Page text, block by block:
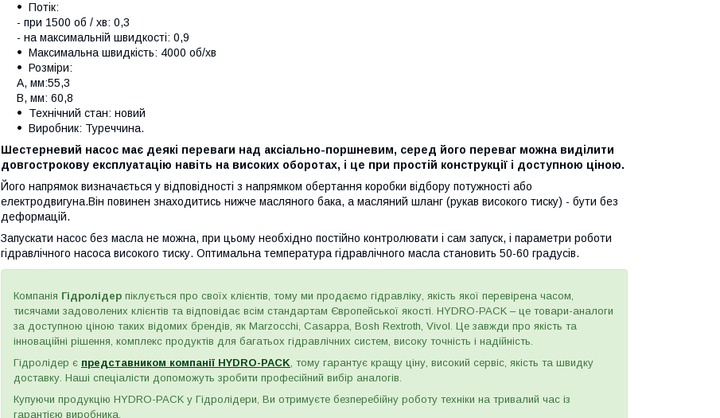
Потік:
- при 1500 об / хв: 0,3
- на максимальній швидкості: 0,9
Максимальна швидкість: 4000 об/хв
Розміри:
A, мм:55,3
B, мм: 60,8
Технічний стан: новий
Виробник: Туреччина.
Шестерневий насос має деякі переваги над аксіально-поршневим, серед його переваг можна виділити
довгострокову експлуатацію навіть на високих оборотах, і це при простій конструкції і доступною ціною.
Його напрямок визначається у відповідності з напрямком обертання коробки відбору потужності або
електродвигуна.Він повинен знаходитись нижче масляного бака, а масляний шланг (рукав високого тиску) - бути без
деформацій.
Запускати насос без масла не можна, при цьому необхідно постійно контролювати і сам запуск, і параметри роботи
гідравлічного насоса високого тиску. Оптимальна температура гідравлічного масла становить 50-60 градусів.
Компанія Гідролідер піклується про своїх клієнтів, тому ми продаємо гідравліку, якість якої перевірена часом,
тисячами задоволених клієнтів та відповідає всім стандартам Європейської якості. HYDRO-PACK – це товари-аналоги
за доступною ціною таких відомих брендів, як Marzocchi, Casappa, Bosh Rextroth, Vivol. Це завжди про якість та
інноваційні рішення, комплекс продуктів для багатьох гідравлічних систем, високу точність і надійність.
Гідролідер є представником компанії HYDRO-PACK, тому гарантує кращу ціну, високий сервіс, якість та швидку
доставку. Наші спеціалісти допоможуть зробити професійний вибір аналогів.
Купуючи продукцію HYDRO-PACK у Гідролідери, Ви отримуєте безперебійну роботу техніки на тривалий час із
гарантією виробника.